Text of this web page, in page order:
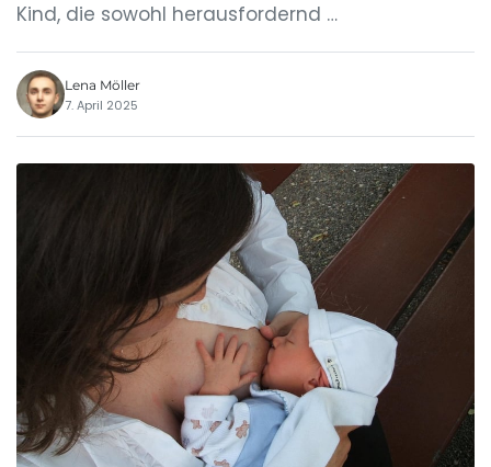
Kind, die sowohl herausfordernd …
Lena Möller
7. April 2025